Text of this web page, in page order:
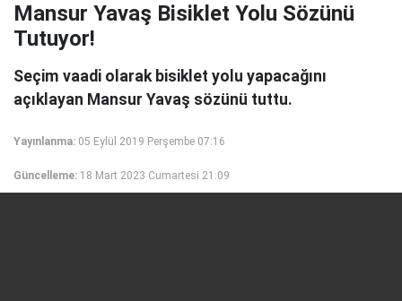
Mansur Yavaş Bisiklet Yolu Sözünü
Tutuyor!
Seçim vaadi olarak bisiklet yolu yapacağını
açıklayan Mansur Yavaş sözünü tuttu.
Yayınlanma: 05 Eylül 2019 Perşembe 07:16
Güncelleme: 18 Mart 2023 Cumartesi 21:09